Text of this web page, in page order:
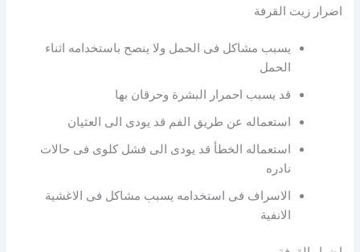
اضرار زيت القرفة
يسبب مشاكل فى الحمل ولا ينصح باستخدامه اثناء
الحمل
قد يسبب احمرار البشرة وحرقان بها
استعماله عن طريق الفم قد يودى الى العثيان
استعماله الخطأ قد يودى الى فشل كلوى فى حالات
نادره
الاسراف فى استخدامه يسبب مشاكل فى الاغشية
الانفية